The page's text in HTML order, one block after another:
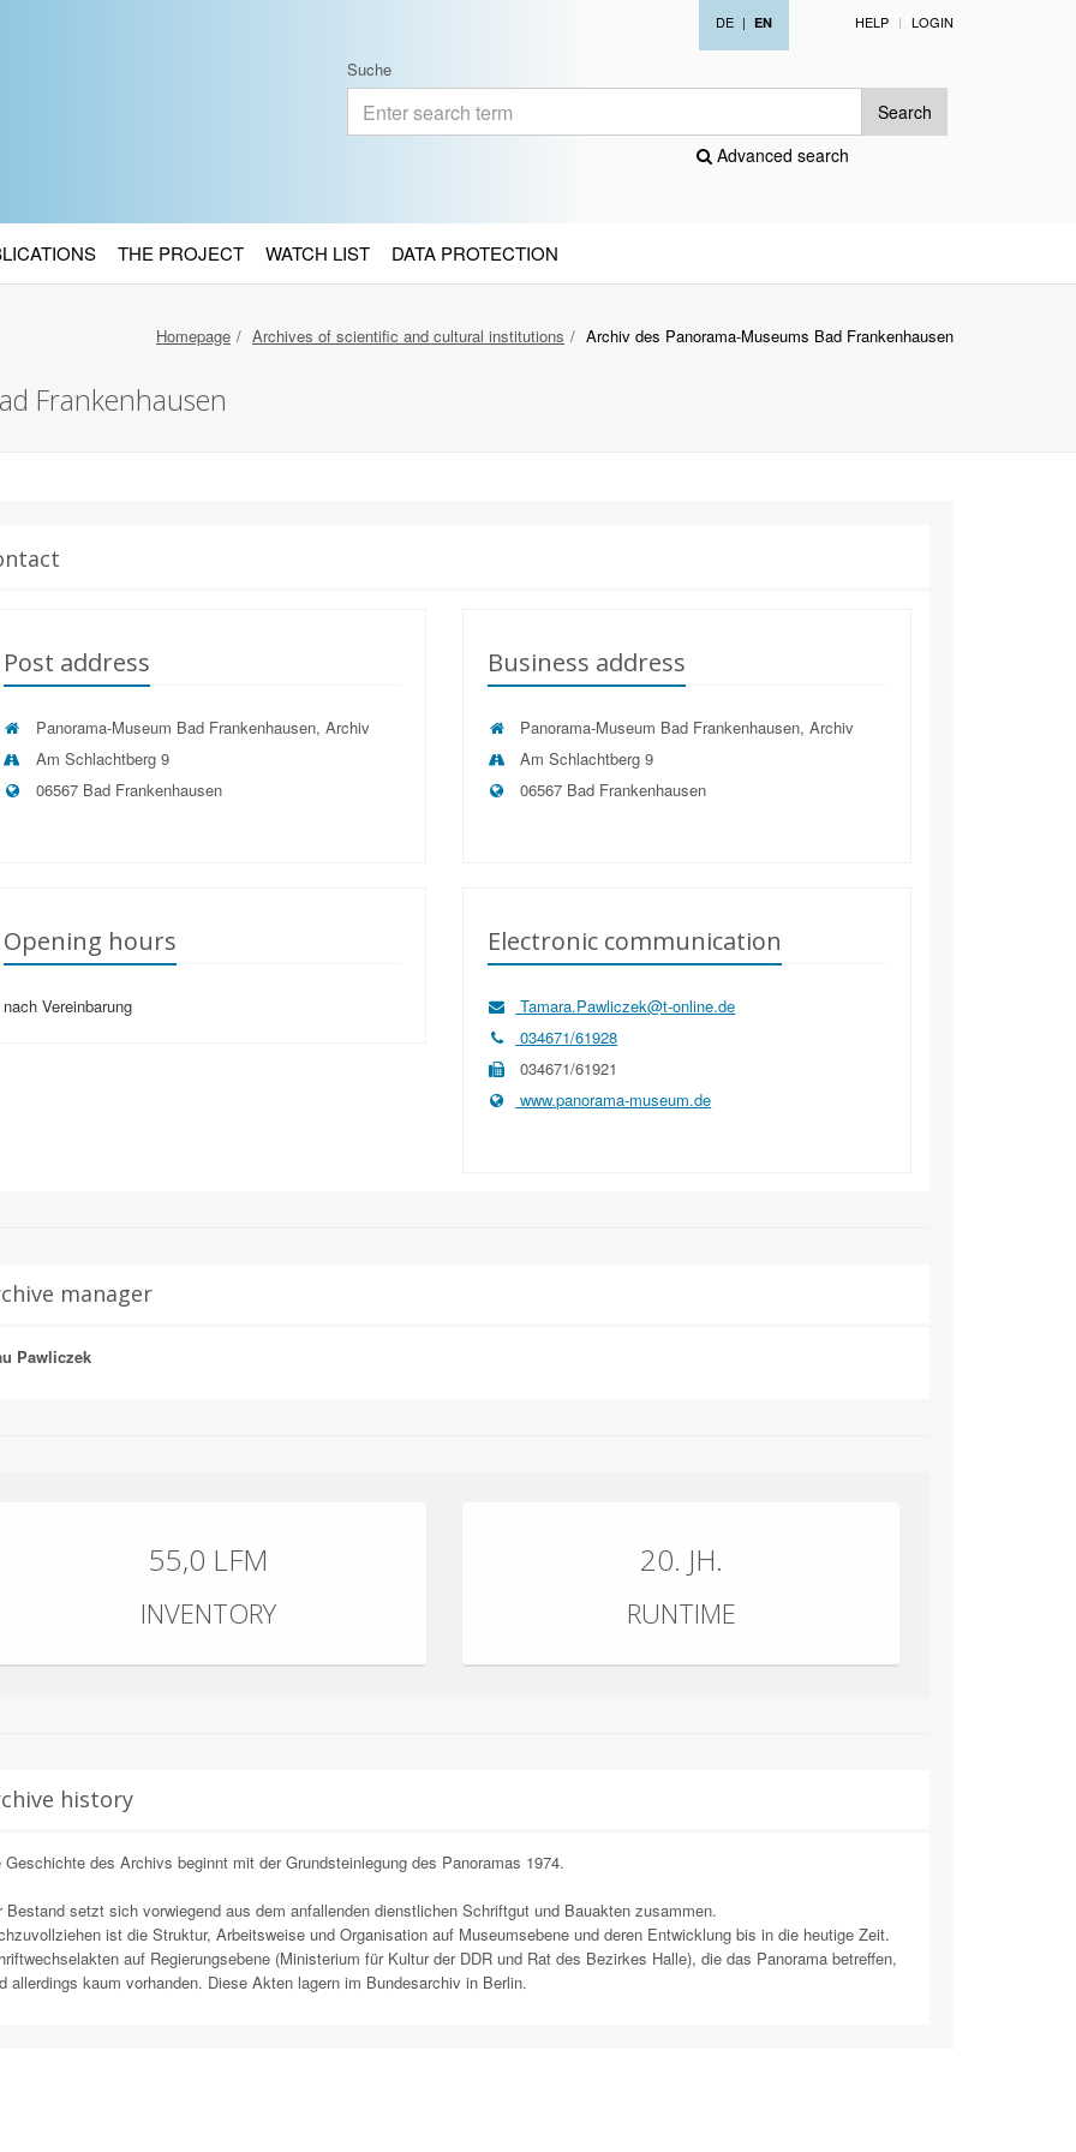
DE | EN HELP LOGIN
Suche
Search
Advanced search
THE PROJECT WATCH LIST DATA PROTECTION
Homepage Archives of scientific and cultural institutions Archiv des Panorama-Museums Bad Frankenhausen
Frankenhausen
Post address
Panorama-Museum Bad Frankenhausen, Archiv
Am Schlachtberg 9
06567 Bad Frankenhausen
Business address
Panorama-Museum Bad Frankenhausen, Archiv
Am Schlachtberg 9
06567 Bad Frankenhausen
Opening hours
nach Vereinbarung
Electronic communication
Tamara.Pawliczek@t-online.de
034671/61928
034671/61921
www.panorama-museum.de
manager
Pawliczek
55,0 LFM
INVENTORY
20. JH.
RUNTIME
history
Geschichte des Archivs beginnt mit der Grundsteinlegung des Panoramas 1974.
Bestand setzt sich vorwiegend aus dem anfallenden dienstlichen Schriftgut und Bauakten zusammen.
ist die Struktur, Arbeitsweise und Organisation auf Museumsebene und deren Entwicklung bis in die heutige Zeit.
auf Regierungsebene (Ministerium für Kultur der DDR und Rat des Bezirkes Halle), die das Panorama betreffen,
allerdings kaum vorhanden. Diese Akten lagern im Bundesarchiv in Berlin.